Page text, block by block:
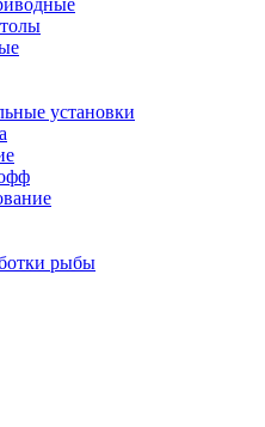
установки
рыбы